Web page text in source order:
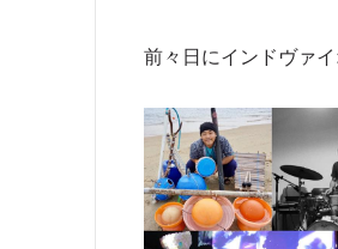
前々日にインドヴァ